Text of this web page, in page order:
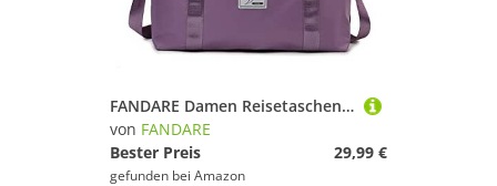
FANDARE Damen Reisetaschen Klassische Sporttaschen Herren Handgepäck Weekender Umhängetasche Übernachtung Kliniktasche Schwimmtasche Trainingstasche Handtasche für Reise Gym Flugzeug Lila
von FANDARE
Bester Preis
29,99 €
gefunden bei Amazon